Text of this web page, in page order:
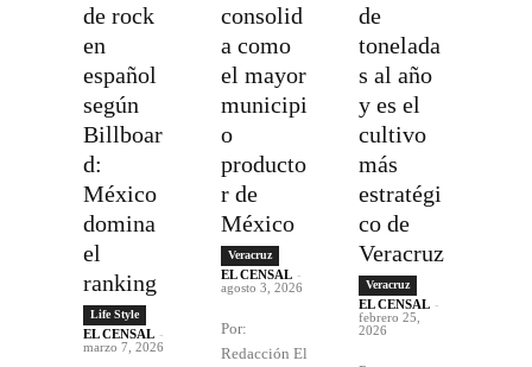
de rock
en
español
según
Billboar
d:
México
domina
el
ranking
Life Style
EL CENSAL -
marzo 7, 2026
consolid
a como
el mayor
municipi
o
producto
r de
México
Veracruz
EL CENSAL -
agosto 3, 2026
Por:
Redacción El
de
tonelada
s al año
y es el
cultivo
más
estratégi
co de
Veracruz
Veracruz
EL CENSAL -
febrero 25,
2026